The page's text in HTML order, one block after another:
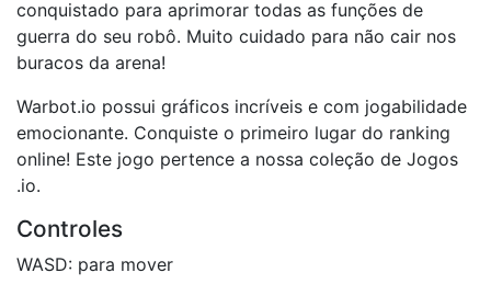
conquistado para aprimorar todas as funções de
guerra do seu robô. Muito cuidado para não cair nos
buracos da arena!
Warbot.io possui gráficos incríveis e com jogabilidade
emocionante. Conquiste o primeiro lugar do ranking
online! Este jogo pertence a nossa coleção de Jogos
.io.
Controles
WASD: para mover